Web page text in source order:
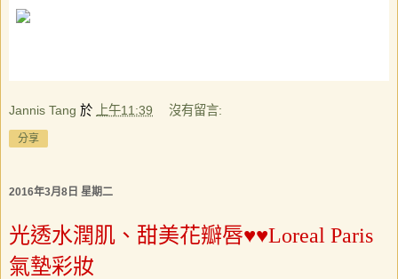
Jannis Tang 於 上午11:39 沒有留言:
分享
2016年3月8日 星期二
光透水潤肌、甜美花瓣唇♥♥Loreal Paris
氣墊彩妝